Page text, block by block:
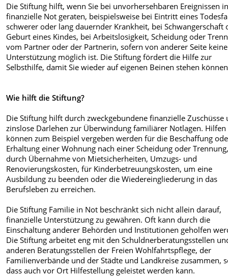
Die Stiftung hilft, wenn Sie bei unvorhersehbaren Ereignissen
finanzielle Not geraten, beispielsweise bei Eintritt eines
schwerer oder lang dauernder Krankheit, bei Schwangerschaft
Geburt eines Kindes, bei Arbeitslosigkeit, Scheidung oder
vom Partner oder der Partnerin, sofern von anderer Seite keine
Unterstützung möglich ist. Die Stiftung fördert die Hilfe zur
Selbsthilfe, damit Sie wieder auf eigenen Beinen stehen
Wie hilft die Stiftung?
Die Stiftung hilft durch zweckgebundene finanzielle Zuschüsse
zinslose Darlehen zur Überwindung familiärer Notlagen. Hilfen
können zum Beispiel vergeben werden für die Beschaffung
Erhaltung einer Wohnung nach einer Scheidung oder
durch Übernahme von Mietsicherheiten, Umzugs- und
Renovierungskosten, für Kinderbetreuungskosten, um eine
Ausbildung zu beenden oder die Wiedereingliederung in das
Berufsleben zu erreichen.
Die Stiftung Familie in Not beschränkt sich nicht allein darauf,
finanzielle Unterstützung zu gewähren. Oft kann durch die
Einschaltung anderer Behörden und Institutionen geholfen
Die Stiftung arbeitet eng mit den Schuldnerberatungsstellen
anderen Beratungsstellen der Freien Wohlfahrtspflege, der
Familienverbände und der Städte und Landkreise zusammen,
dass auch vor Ort Hilfestellung geleistet werden kann.